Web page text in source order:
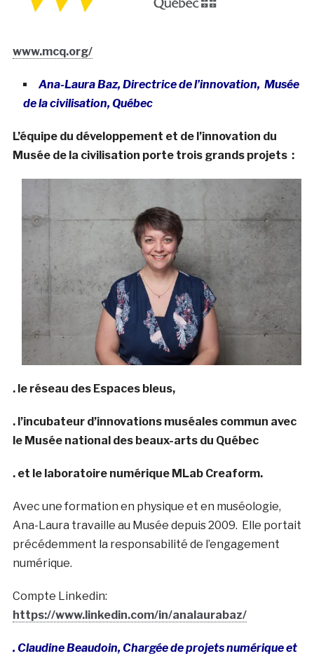
www.mcq.org/
Ana-Laura Baz, Directrice de l’innovation, Musée
de la civilisation, Québec
L’équipe du développement et de l’innovation du
Musée de la civilisation porte trois grands projets :
. le réseau des Espaces bleus,
. l’incubateur d’innovations muséales commun avec
le Musée national des beaux-arts du Québec
. et le laboratoire numérique MLab Creaform.
Avec une formation en physique et en muséologie,
Ana-Laura travaille au Musée depuis 2009. Elle portait
précédemment la responsabilité de l’engagement
numérique.
Compte Linkedin:
https://www.linkedin.com/in/analaurabaz/
. Claudine Beaudoin, Chargée de projets numérique et